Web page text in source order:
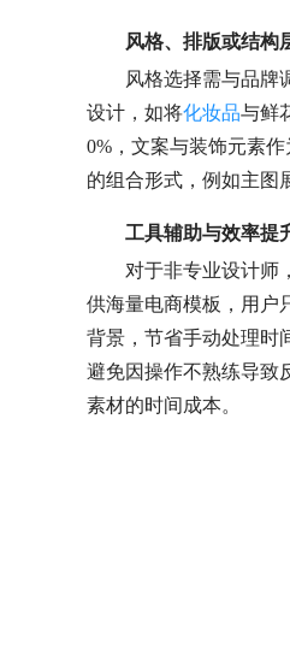
风格、排版或结构
风格选择需与品牌
设计，如将化妆品与鲜
0%，文案与装饰元素
的组合形式，例如主图
工具辅助与效率提
对于非专业设计师
供海量电商模板，用户
背景，节省手动处理时
避免因操作不熟练导致
素材的时间成本。